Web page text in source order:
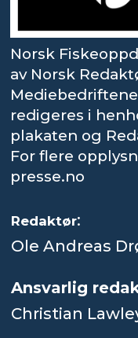
Norsk
av Norsk
redigeres i
plakaten og
For flere
presse.no
Redaktør:
Ole Andreas
Ansvarlig
Christian